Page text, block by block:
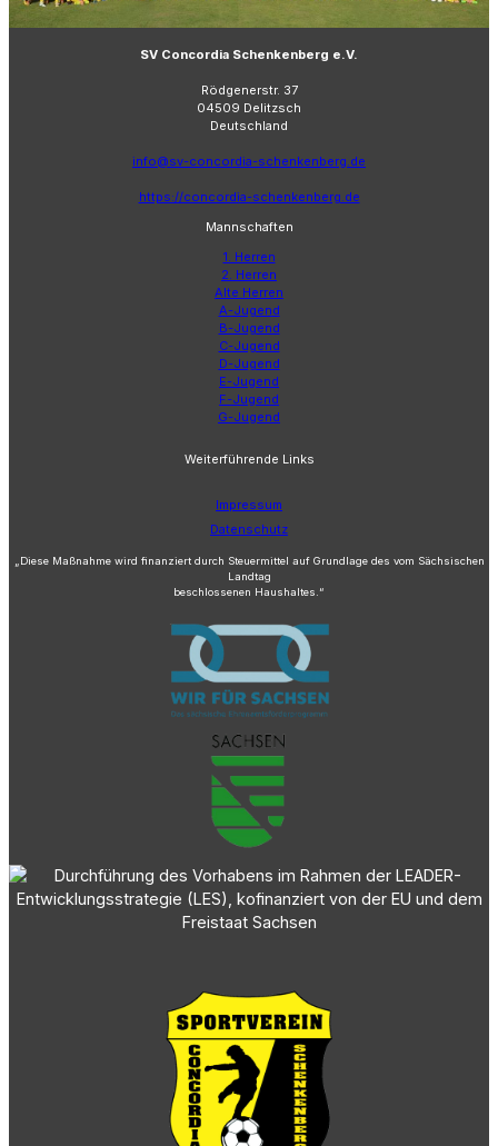
SV Concordia Schenkenberg e.V.
Rödgenerstr. 37
04509 Delitzsch
Deutschland
info@sv-concordia-schenkenberg.de
https://concordia-schenkenberg.de
Mannschaften
1. Herren
2. Herren
Alte Herren
A-Jugend
B-Jugend
C-Jugend
D-Jugend
E-Jugend
F-Jugend
G-Jugend
Weiterführende Links
Impressum
Datenschutz
„Diese Maßnahme wird finanziert durch Steuermittel auf Grundlage des vom Sächsischen
Landtag
beschlossenen Haushaltes.“